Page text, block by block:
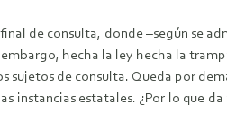
de consulta, donde –según se
hecha la ley hecha la
de consulta. Queda por
instancias estatales. ¿Por lo que